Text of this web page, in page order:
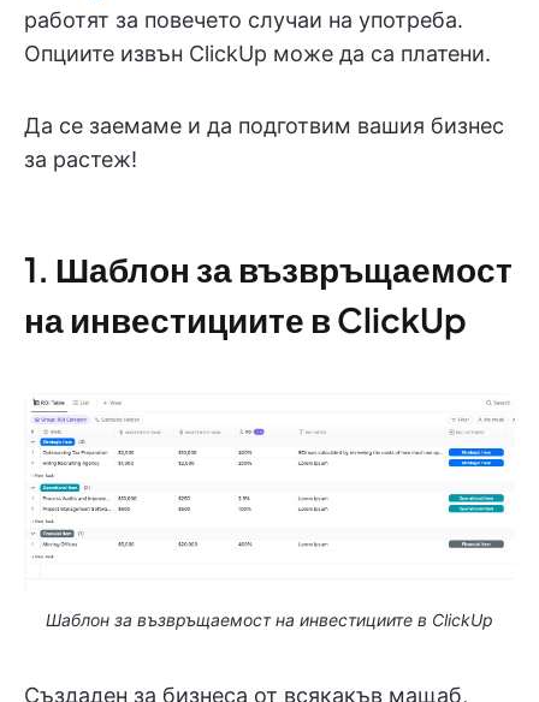
работят за повечето случаи на употреба.
Опциите извън ClickUp може да са платени.
Да се заемаме и да подготвим вашия бизнес
за растеж!
1. Шаблон за възвръщаемост
на инвестициите в ClickUp
Шаблон за възвръщаемост на инвестициите в ClickUp
Създаден за бизнеса от всякакъв мащаб,